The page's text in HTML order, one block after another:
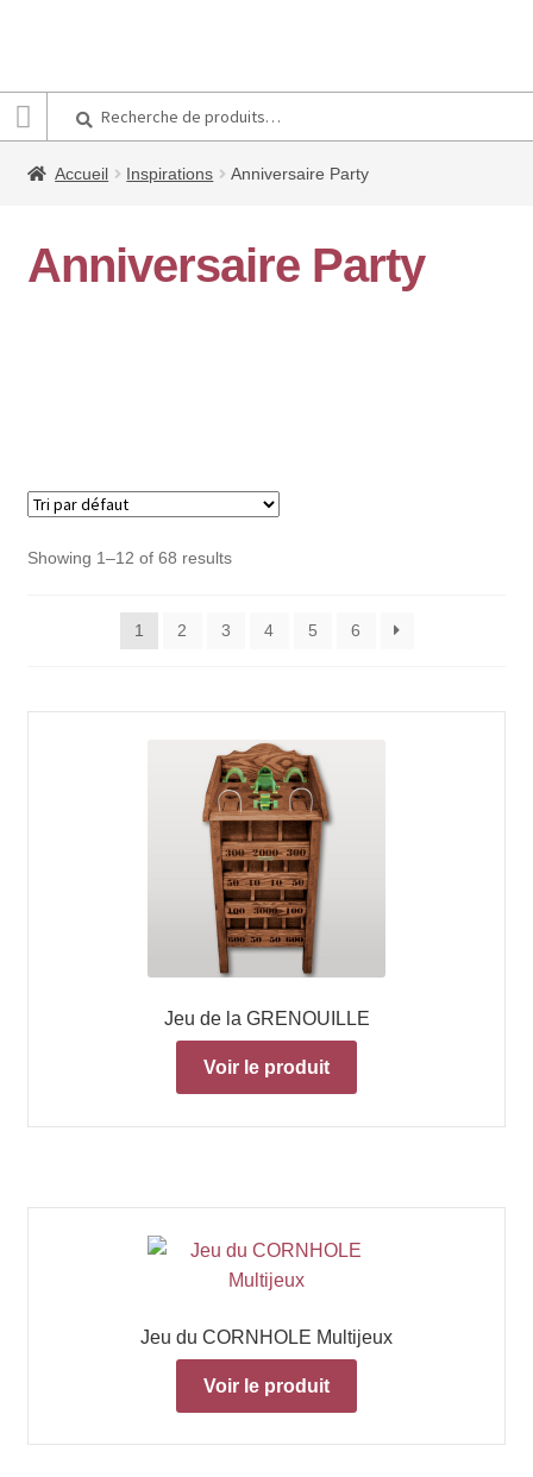
pour :
Accueil Inspirations Anniversaire Party
Anniversaire Party
Showing 1–12 of 68 results
1 2 3 4 5 6
Jeu de la GRENOUILLE
Voir le produit
Jeu du CORNHOLE Multijeux
Voir le produit